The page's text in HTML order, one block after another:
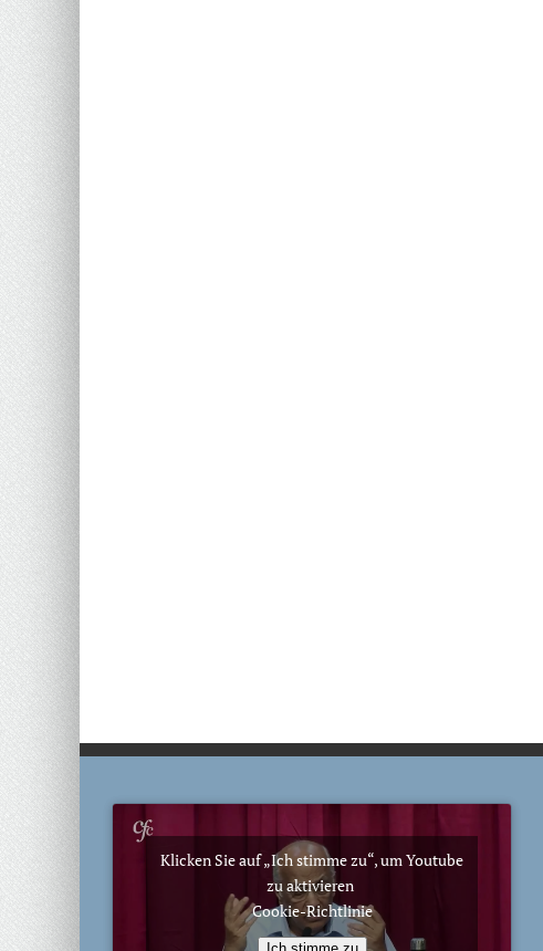
Klicken Sie auf „Ich stimme zu“, um Youtube
zu aktivieren
Cookie-Richtlinie